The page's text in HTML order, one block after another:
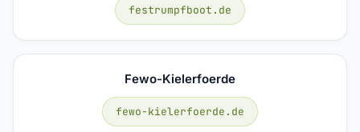
festrumpfboot.de
Fewo-Kielerfoerde
fewo-kielerfoerde.de